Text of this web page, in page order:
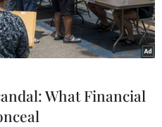
vinh.
What Financial